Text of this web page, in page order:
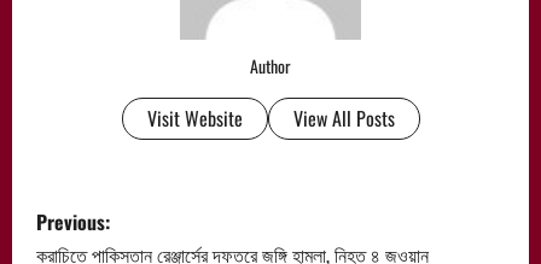
Author
Visit Website View All Posts
P
Previous:
করাচিতে পাকিস্তান রেঞ্জার্সের দফতরে জঙ্গি হামলা, নিহত ৪ জওয়ান